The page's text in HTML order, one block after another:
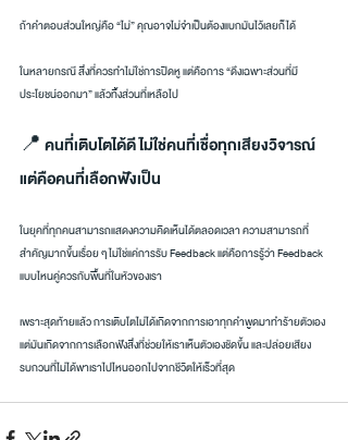
ถ้าคำตอบส่วนใหญ่คือ “ไม่” คุณอาจไม่จำเป็นต้องแบกมันไว้เลยก็ได้
ในหลายกรณี สิ่งที่ควรทำไม่ใช่การปิดหู แต่คือการ “ดึงเฉพาะส่วนที่มี
ประโยชน์ออกมา” แล้วทิ้งส่วนที่เหลือไป
📍 คนที่เติบโตได้ดี ไม่ใช่คนที่เชื่อทุกเสียงวิจารณ์
แต่คือคนที่เลือกฟังเป็น
ในยุคที่ทุกคนสามารถแสดงความคิดเห็นได้ตลอดเวลา ความสามารถที่
สำคัญมากขึ้นเรื่อย ๆ ไม่ใช่แค่การรับ Feedback แต่คือการรู้ว่า Feedback
แบบไหนคู่ควรกับพื้นที่ในหัวของเรา
เพราะสุดท้ายแล้ว การเติบโตไม่ได้เกิดจากการเอาทุกคำพูดมาทำร้ายตัวเอง
แต่มันเกิดจากการเลือกฟังสิ่งที่ช่วยให้เราเห็นตัวเองชัดขึ้น และปล่อยเสียง
รบกวนที่ไม่ได้พาเราไปไหนออกไปจากชีวิตให้เร็วที่สุด